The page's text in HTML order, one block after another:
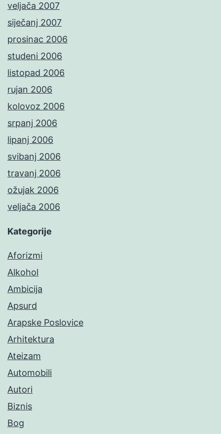
veljača 2007
siječanj 2007
prosinac 2006
studeni 2006
listopad 2006
rujan 2006
kolovoz 2006
srpanj 2006
lipanj 2006
svibanj 2006
travanj 2006
ožujak 2006
veljača 2006
Kategorije
Aforizmi
Alkohol
Ambicija
Apsurd
Arapske Poslovice
Arhitektura
Ateizam
Automobili
Autori
Biznis
Bog